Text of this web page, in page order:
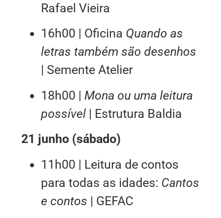
Rafael Vieira
16h00 | Oficina Quando as
letras também são desenhos
| Semente Atelier
18h00 | Mona ou uma leitura
possível| Estrutura Baldia
21 junho (sábado)
11h00 | Leitura de contos
para todas as idades: Cantos
e contos | GEFAC